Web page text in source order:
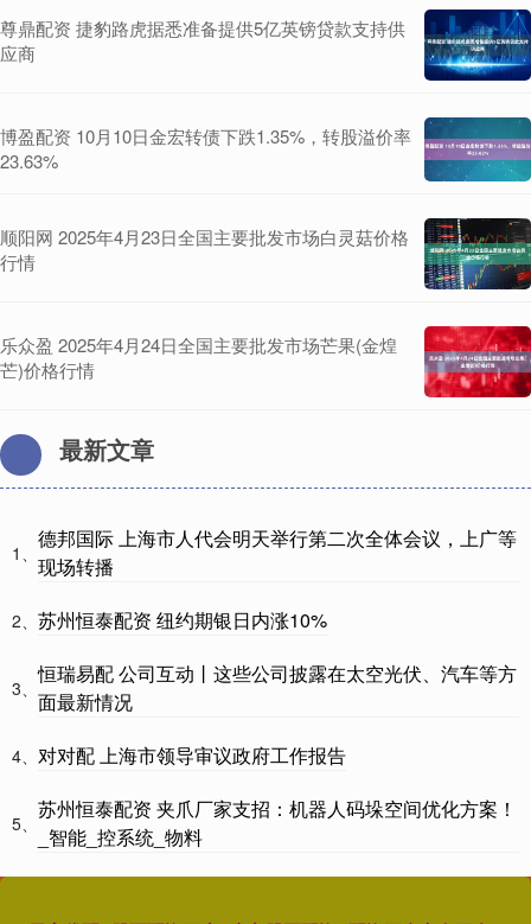
尊鼎配资 捷豹路虎据悉准备提供5亿英镑贷款支持供
应商
博盈配资 10月10日金宏转债下跌1.35%，转股溢价率
23.63%
顺阳网 2025年4月23日全国主要批发市场白灵菇价格
行情
乐众盈 2025年4月24日全国主要批发市场芒果(金煌
芒)价格行情
最新文章
1、
德邦国际 上海市人代会明天举行第二次全体会议，上广等
现场转播
2、 苏州恒泰配资 纽约期银日内涨10%
3、
恒瑞易配 公司互动丨这些公司披露在太空光伏、汽车等方
面最新情况
4、 对对配 上海市领导审议政府工作报告
5、
苏州恒泰配资 夹爪厂家支招：机器人码垛空间优化方案！
_智能_控系统_物料